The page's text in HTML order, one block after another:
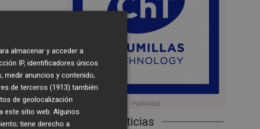
Últimas Noticias
Instituto
los
redes
almacenar y acceder a
IP, identificadores únicos
medir anuncios y contenido,
de terceros (1913) también
de geolocalización
este sitio web. Algunos
tiene derecho a